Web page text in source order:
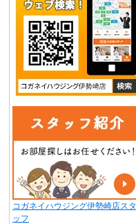
コガネイハウジング伊勢崎店スタ
ッフ